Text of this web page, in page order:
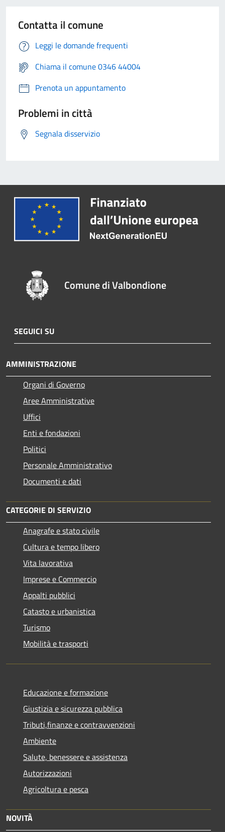
Contatta il comune
Leggi le domande frequenti
Chiama il comune 0346 44004
Prenota un appuntamento
Problemi in città
Segnala disservizio
Comune di Valbondione
SEGUICI SU
AMMINISTRAZIONE
Organi di Governo
Aree Amministrative
Uffici
Enti e fondazioni
Politici
Personale Amministrativo
Documenti e dati
CATEGORIE DI SERVIZIO
Anagrafe e stato civile
Cultura e tempo libero
Vita lavorativa
Imprese e Commercio
Appalti pubblici
Catasto e urbanistica
Turismo
Mobilità e trasporti
Educazione e formazione
Giustizia e sicurezza pubblica
Tributi,finanze e contravvenzioni
Ambiente
Salute, benessere e assistenza
Autorizzazioni
Agricoltura e pesca
NOVITÀ